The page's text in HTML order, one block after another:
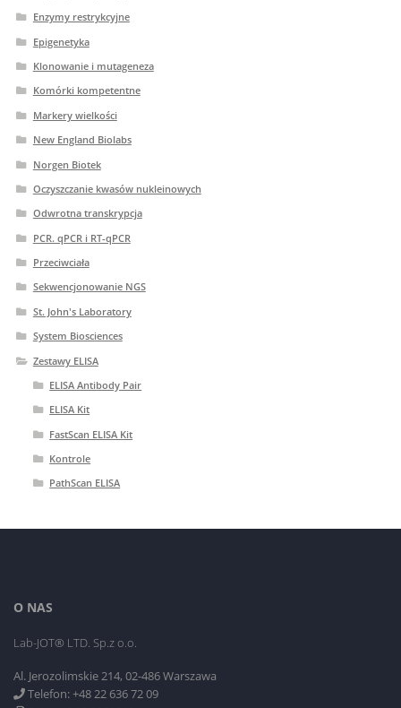
Enzymy restrykcyjne
Epigenetyka
Klonowanie i mutageneza
Komórki kompetentne
Markery wielkości
New England Biolabs
Norgen Biotek
Oczyszczanie kwasów nukleinowych
Odwrotna transkrypcja
PCR. qPCR i RT-qPCR
Przeciwciała
Sekwencjonowanie NGS
St. John's Laboratory
System Biosciences
Zestawy ELISA
ELISA Antibody Pair
ELISA Kit
FastScan ELISA Kit
Kontrole
PathScan ELISA
O NAS
Lab-JOT® LTD. Sp.z o.o.
Al. Jerozolimskie 214, 02-486 Warszawa
Telefon: +48 22 636 72 09